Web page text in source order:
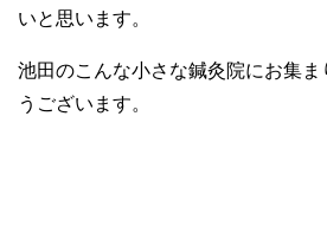
いと思います。
池田のこんな小さな鍼灸院にお集ま
うございます。